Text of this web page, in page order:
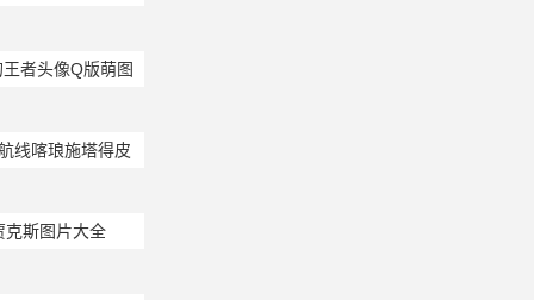
者头像Q版萌图
线喀琅施塔得皮
克斯图片大全